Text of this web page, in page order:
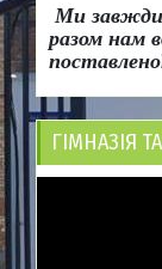
Ми завжди
разом нам
ГІМНАЗІЯ